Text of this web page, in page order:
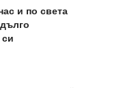
и по света